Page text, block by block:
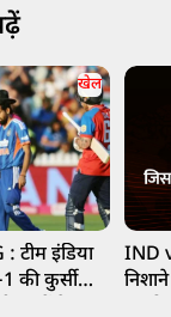
खेल
टीम इंडिया
की कुर्सी
IND